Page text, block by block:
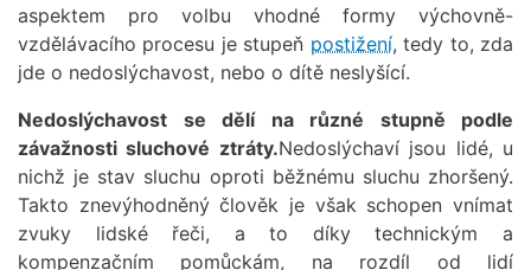
aspektem pro volbu vhodné formy výchovně-
vzdělávacího procesu je stupeň postižení, tedy to, zda
jde o nedoslýchavost, nebo o dítě neslyšící.
Nedoslýchavost se dělí na různé stupně podle
závažnosti sluchové ztráty.Nedoslýchaví jsou lidé, u
nichž je stav sluchu oproti běžnému sluchu zhoršený.
Takto znevýhodněný člověk je však schopen vnímat
zvuky lidské řeči, a to díky technickým a
kompenzačním pomůckám, na rozdíl od lidí